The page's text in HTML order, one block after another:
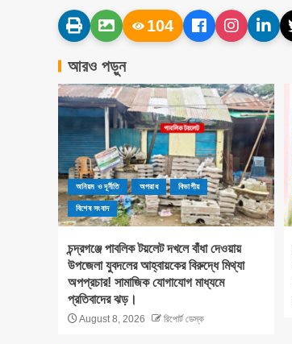
104
আরও পড়ুন
অনিয়ম ও দূর্নীতি অপরাধ বিভাগীয়
বিশেষ সংবাদ
চন্দ্রগঞ্জে পাবলিক টয়লেট দখলে বাঁধা দেওয়ায়
উপজেলা যুবদলের আহ্বায়কের বিরুদ্ধে মিথ্যা
অপপ্রচার! সামাজিক যোগাযোগ মাধ্যমে
প্রতিবাদের ঝড়।
August 8, 2026 রিপোর্ট ডেস্ক